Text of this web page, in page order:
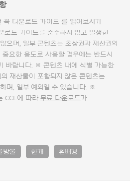
꼭 다운로드 가이드 를 읽어보시기
로드 가이드를 준수하지 않고 발생한
으며, 일부 콘텐츠는 초상권과 재산권의
요한 용도로 사용할 경우에는 반드시
바랍니다. ※ 콘텐츠 내에 식별 가능한
재산물이 포함되지 않은 콘텐츠는
며, 일부 예외일 수 있습니다. ※
CCL에 따라 무료 다운로드가
방울 한개 흰배경